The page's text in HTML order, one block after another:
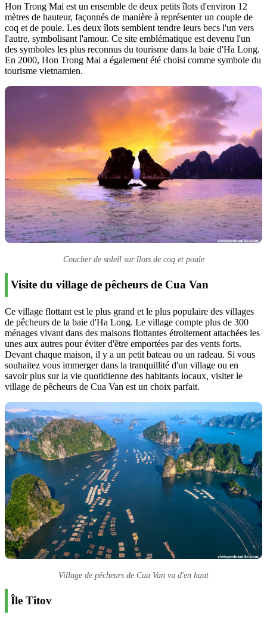
Hon Trong Mai est un ensemble de deux petits îlots d'environ 12
mètres de hauteur, façonnés de manière à représenter un couple de
coq et de poule. Les deux îlots semblent tendre leurs becs l'un vers
l'autre, symbolisant l'amour. Ce site emblématique est devenu l'un
des symboles les plus reconnus du tourisme dans la baie d'Ha Long.
En 2000, Hon Trong Mai a également été choisi comme symbole du
tourisme vietnamien.
Coucher de soleil sur îlots de coq et poule
Visite du village de pêcheurs de Cua Van
Ce village flottant est le plus grand et le plus populaire des villages
de pêcheurs de la baie d'Ha Long. Le village compte plus de 300
ménages vivant dans des maisons flottantes étroitement attachées les
unes aux autres pour éviter d'être emportées par des vents forts.
Devant chaque maison, il y a un petit bateau ou un radeau. Si vous
souhaitez vous immerger dans la tranquillité d'un village ou en
savoir plus sur la vie quotidienne des habitants locaux, visiter le
village de pêcheurs de Cua Van est un choix parfait.
Village de pêcheurs de Cua Van vu d'en haut
Île Titov